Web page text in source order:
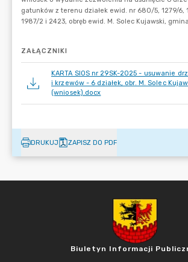
ZAŁĄCZNIKI
KARTA SIOS nr 29SK-2025 - usuwanie
i krzewów - 6 działek, obr. M. Solec
(wniosek).docx
DRUKUJ ZAPISZ DO PDF
Biuletyn Informacji